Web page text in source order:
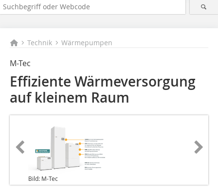
Technik Wärmepumpen
M-Tec
Effiziente Wärmeversorgung
auf kleinem Raum
Bild: M-Tec